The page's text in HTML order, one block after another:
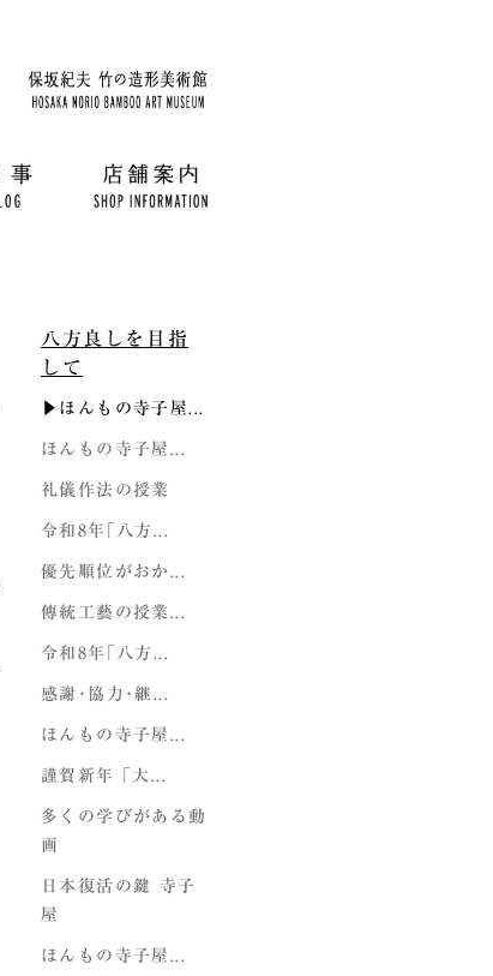
八方良しを目指
して
▶ほんもの寺子屋...
ほんもの寺子屋...
礼儀作法の授業
令和8年｢八方...
優先順位がおか...
傳統工藝の授業...
令和8年｢八方...
感謝･協力･継...
ほんもの寺子屋...
謹賀新年 ｢大...
多くの学びがある動
画
日本復活の鍵 寺子
屋
ほんもの寺子屋...